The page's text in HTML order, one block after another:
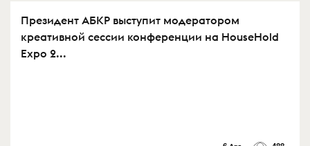
Президент АБКР выступит модератором
креативной сессии конференции на HouseHold
Expo 2...